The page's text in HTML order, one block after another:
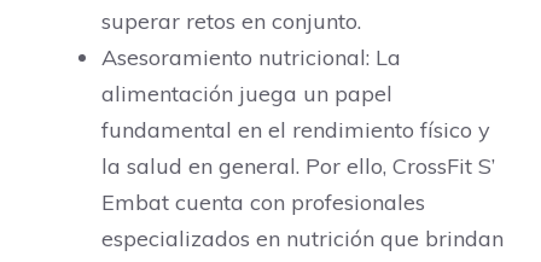
superar retos en conjunto.
Asesoramiento nutricional: La
alimentación juega un papel
fundamental en el rendimiento físico y
la salud en general. Por ello, CrossFit S’
Embat cuenta con profesionales
especializados en nutrición que brindan